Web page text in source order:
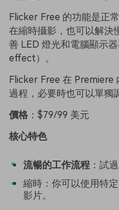
Flicker Free 的功能是正
在縮時攝影，也可以解決
善 LED 燈光和電腦顯示
effect）。
Flicker Free 在 Premiere
過程，必要時也可以單獨
價格 ：$79/99 美元
核心特色
流暢的工作流程 ：試
縮時：你可以使用特
影片。